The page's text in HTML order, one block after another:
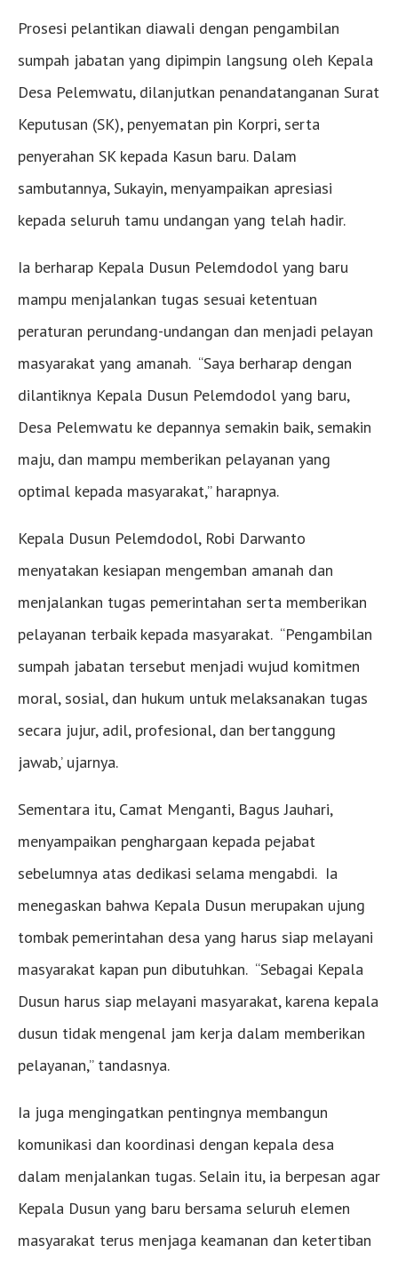
Prosesi pelantikan diawali dengan pengambilan
sumpah jabatan yang dipimpin langsung oleh Kepala
Desa Pelemwatu, dilanjutkan penandatanganan Surat
Keputusan (SK), penyematan pin Korpri, serta
penyerahan SK kepada Kasun baru. Dalam
sambutannya, Sukayin, menyampaikan apresiasi
kepada seluruh tamu undangan yang telah hadir.
Ia berharap Kepala Dusun Pelemdodol yang baru
mampu menjalankan tugas sesuai ketentuan
peraturan perundang-undangan dan menjadi pelayan
masyarakat yang amanah. “Saya berharap dengan
dilantiknya Kepala Dusun Pelemdodol yang baru,
Desa Pelemwatu ke depannya semakin baik, semakin
maju, dan mampu memberikan pelayanan yang
optimal kepada masyarakat,” harapnya.
Kepala Dusun Pelemdodol, Robi Darwanto
menyatakan kesiapan mengemban amanah dan
menjalankan tugas pemerintahan serta memberikan
pelayanan terbaik kepada masyarakat. “Pengambilan
sumpah jabatan tersebut menjadi wujud komitmen
moral, sosial, dan hukum untuk melaksanakan tugas
secara jujur, adil, profesional, dan bertanggung
jawab,’ ujarnya.
Sementara itu, Camat Menganti, Bagus Jauhari,
menyampaikan penghargaan kepada pejabat
sebelumnya atas dedikasi selama mengabdi. Ia
menegaskan bahwa Kepala Dusun merupakan ujung
tombak pemerintahan desa yang harus siap melayani
masyarakat kapan pun dibutuhkan. “Sebagai Kepala
Dusun harus siap melayani masyarakat, karena kepala
dusun tidak mengenal jam kerja dalam memberikan
pelayanan,” tandasnya.
Ia juga mengingatkan pentingnya membangun
komunikasi dan koordinasi dengan kepala desa
dalam menjalankan tugas. Selain itu, ia berpesan agar
Kepala Dusun yang baru bersama seluruh elemen
masyarakat terus menjaga keamanan dan ketertiban